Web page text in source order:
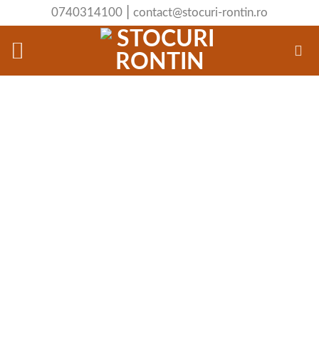
content
0740314100 contact@stocuri-rontin.ro